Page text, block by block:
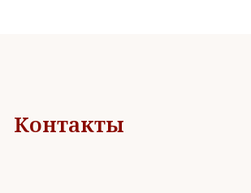
Контакты